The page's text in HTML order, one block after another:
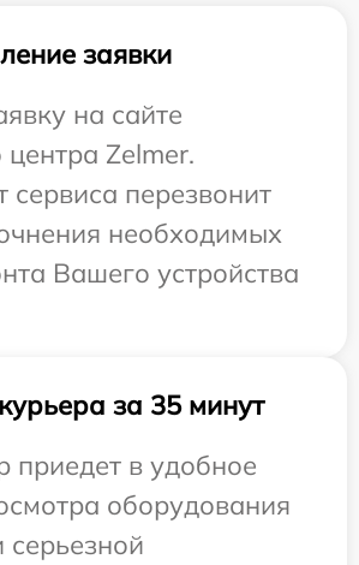
заявки
на сайте
центра Zelmer.
сервиса перезвонит
необходимых
Вашего устройства
за 35 минут
приедет в удобное
оборудования